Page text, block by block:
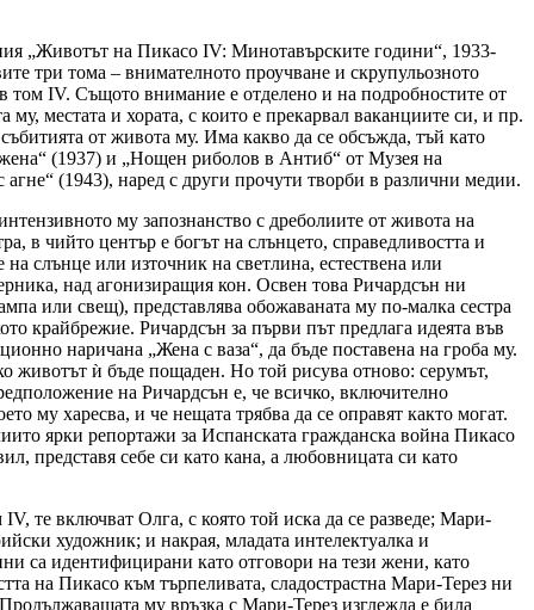
„Животът на Пикасо IV: Минотавърските години“, 1933-
три тома – внимателното проучване и скрупульозното
том IV. Същото внимание е отделено и на подробностите от
му, местата и хората, с които е прекарвал ваканциите си, и пр.
от живота му. Има какво да се обсъжда, тъй като
жена“ (1937) и „Нощен риболов в Антиб“ от Музея на
(1943), наред с други прочути творби в различни медии.
му запознанство с дреболиите от живота на
в чийто център е богът на слънцето, справедливостта и
слънце или източник на светлина, естествена или
над агонизиращия кон. Освен това Ричардсън ни
или свещ), представлява обожаваната му по-малка сестра
крайбрежие. Ричардсън за първи път предлага идеята във
наричана „Жена с ваза“, да бъде поставена на гроба му.
животът ѝ бъде пощаден. Но той рисува отново: серумът,
на Ричардсън е, че всичко, включително
му харесва, и че нещата трябва да се оправят както могат.
ярки репортажи за Испанската гражданска война Пикасо
представя себе си като кана, а любовницата си като
те включват Олга, с която той иска да се разведе; Мари-
художник; и накрая, младата интелектуалка и
са идентифицирани като отговори на тези жени, като
на Пикасо към търпеливата, сладострастна Мари-Терез ни
му връзка с Мари-Терез изглежда е била